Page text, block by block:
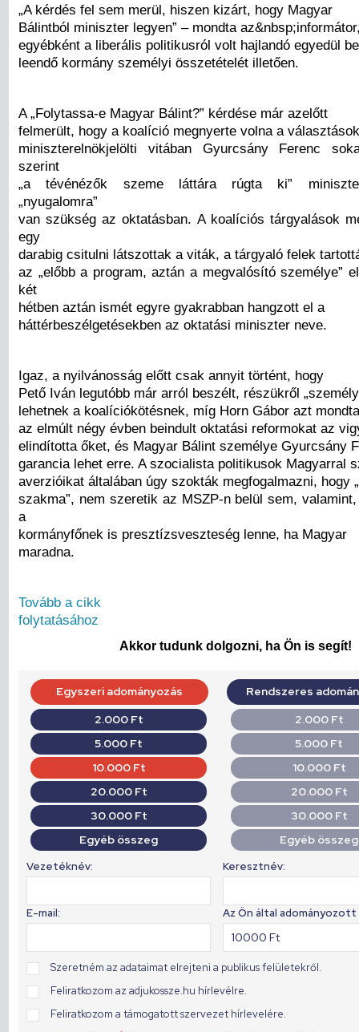
„A kérdés fel sem merül, hiszen kizárt, hogy Magyar
Bálintból miniszter legyen” – mondta
egyébként a liberális politikusról volt hajlandó egyedül
leendő kormány személyi összetételét illetően.
A „Folytassa-e Magyar Bálint?” kérdése már azelőtt
felmerült, hogy a koalíció megnyerte volna a
miniszterelnökjelölti vitában Gyurcsány Ferenc
szerint
„a tévénézők szeme láttára rúgta ki”
„nyugalomra”
van szükség az oktatásban. A koalíciós tárgyalások
egy
darabig csitulni látszottak a viták, a tárgyaló felek
az „előbb a program, aztán a megvalósító személye”
két
hétben aztán ismét egyre gyakrabban hangzott el a
háttérbeszélgetésekben az oktatási miniszter neve.
Igaz, a nyilvánosság előtt csak annyit történt, hogy
Pető Iván legutóbb már arról beszélt, részükről
lehetnek a koalíciókötésnek, míg Horn Gábor azt
az elmúlt négy évben beindult oktatási reformokat az
elindította őket, és Magyar Bálint személye Gyurcsány
garancia lehet erre. A szocialista politikusok Magyarral
averzióikat általában úgy szokták megfogalmazni, hogy
szakma”, nem szeretik az MSZP-n belül sem,
a
kormányfőnek is presztízsveszteség lenne, ha Magyar
maradna.
Tovább a cikk
folytatásához
Akkor tudunk dolgozni, ha Ön is segít!